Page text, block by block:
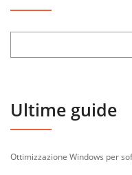
Ultime guide
Ottimizzazione Windows per